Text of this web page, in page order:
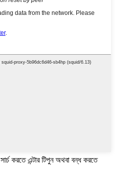
সার্চ করতে এন্টার টিপুন অথবা বন্ধ করতে